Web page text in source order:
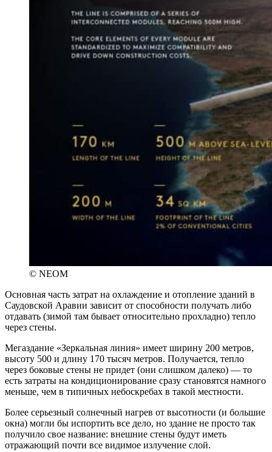
© NEOM
Основная часть затрат на охлаждение и отопление зданий в
Саудовской Аравии зависит от способности получать либо
отдавать (зимой там бывает относительно прохладно) тепло
через стены.
Мегаздание «Зеркальная линия» имеет ширину 200 метров,
высоту 500 и длину 170 тысяч метров. Получается, тепло
через боковые стены не придет (они слишком далеко) — то
есть затраты на кондиционирование сразу становятся намного
меньше, чем в типичных небоскребах в такой местности.
Более серьезный солнечный нагрев от высотности (и большие
окна) могли бы испортить все дело, но здание не просто так
получило свое название: внешние стены будут иметь
отражающий почти все видимое излучение слой.